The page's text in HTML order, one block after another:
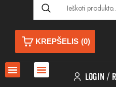
KREPŠELIS (0)
LOGIN